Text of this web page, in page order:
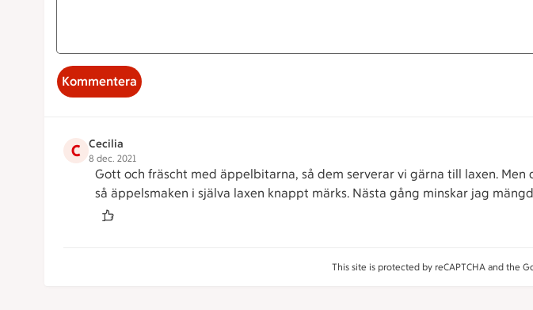
Kommentera
C Cecilia
8 dec. 2021
Gott och fräscht med äppelbitarna, så dem serverar vi gärna till laxen.
så äppelsmaken i själva laxen knappt märks. Nästa gång minskar jag
This site is protected by reCAPTCHA and the